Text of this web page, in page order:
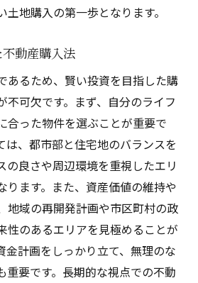
地購入の第一歩となります。
動産購入法
あるため、賢い投資を目指した購
不可欠です。まず、自分のライフ
合った物件を選ぶことが重要で
は、都市部と住宅地のバランスを
の良さや周辺環境を重視したエリ
ります。また、資産価値の維持や
地域の再開発計画や市区町村の政
性のあるエリアを見極めることが
金計画をしっかり立て、無理のな
重要です。長期的な視点での不動